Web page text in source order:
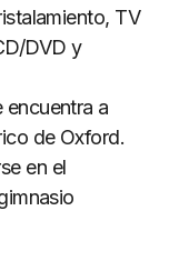
TV
DVD y
encuentra a
de Oxford.
en el